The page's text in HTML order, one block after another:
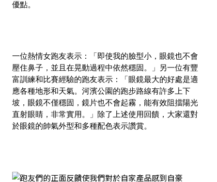
優點。
一位熱情女跑友表示：「即使我的臉型小，眼鏡也不會
壓住鼻子，並且在晃動過程中依然穩固。」另一位有豐
富訓練和比賽經驗的跑友表示：「眼鏡最大的好處是適
應各種地形和天氣。河濱公園的跑步路線有許多上下
坡，眼鏡不僅穩固，鏡片也不會起霧，能有效阻擋陽光
直射眼睛，非常實用。」除了上述使用回饋，大家還對
於眼鏡的帥氣外型和多種配色表示讚賞。